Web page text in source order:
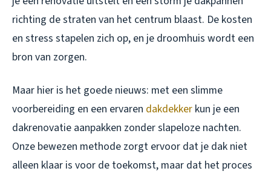
richting de straten van het centrum blaast. De kosten
en stress stapelen zich op, en je droomhuis wordt een
bron van zorgen.
Maar hier is het goede nieuws: met een slimme
voorbereiding en een ervaren dakdekker kun je een
dakrenovatie aanpakken zonder slapeloze nachten.
Onze bewezen methode zorgt ervoor dat je dak niet
alleen klaar is voor de toekomst, maar dat het proces